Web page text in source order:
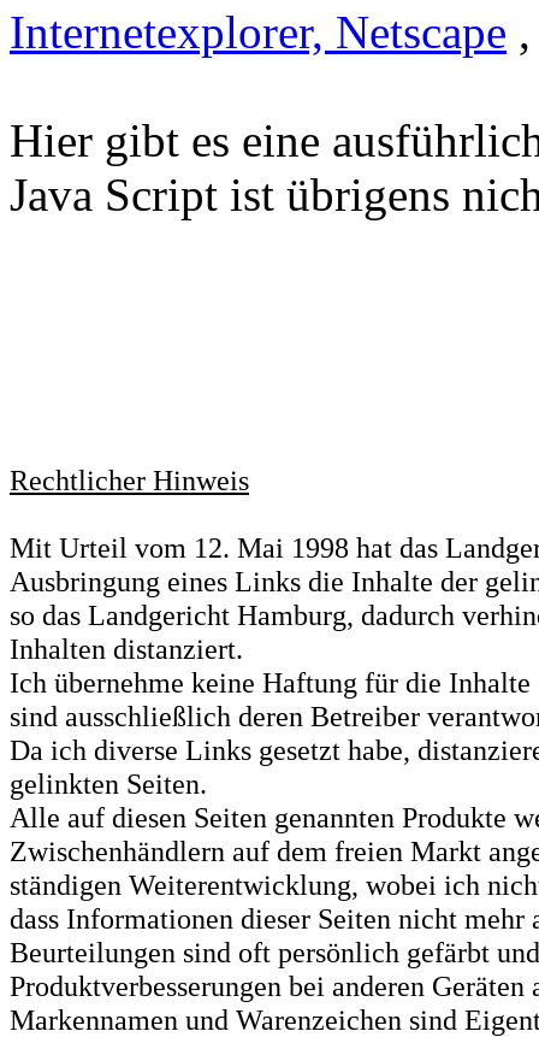
Internetexplorer, Netscape
Hier gibt es eine
Java Script ist übrigens
Rechtlicher Hinweis
Mit Urteil vom 12. Mai 1998 hat das
Ausbringung eines Links die Inhalte der
so das Landgericht Hamburg, dadurch
Inhalten distanziert.
Ich übernehme keine Haftung für die
sind ausschließlich deren Betreiber
Da ich diverse Links gesetzt habe,
gelinkten Seiten.
Alle auf diesen Seiten genannten Produkte
Zwischenhändlern auf dem freien Markt
ständigen Weiterentwicklung, wobei ich
dass Informationen dieser Seiten nicht
Beurteilungen sind oft persönlich gefärbt
Produktverbesserungen bei anderen
Markennamen und Warenzeichen sind